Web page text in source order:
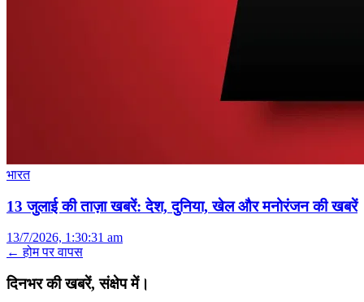
भारत
13 जुलाई की ताज़ा खबरें: देश, दुनिया, खेल और मनोरंजन की खबरें
13/7/2026, 1:30:31 am
← होम पर वापस
दिनभर की खबरें, संक्षेप में।